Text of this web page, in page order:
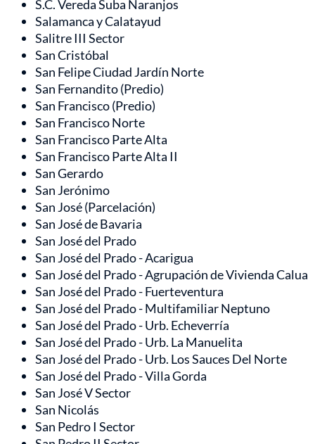
S.C. Vereda Suba Naranjos
Salamanca y Calatayud
Salitre III Sector
San Cristóbal
San Felipe Ciudad Jardín Norte
San Fernandito (Predio)
San Francisco (Predio)
San Francisco Norte
San Francisco Parte Alta
San Francisco Parte Alta II
San Gerardo
San Jerónimo
San José (Parcelación)
San José de Bavaria
San José del Prado
San José del Prado - Acarigua
San José del Prado - Agrupación de Vivienda Calua
San José del Prado - Fuerteventura
San José del Prado - Multifamiliar Neptuno
San José del Prado - Urb. Echeverría
San José del Prado - Urb. La Manuelita
San José del Prado - Urb. Los Sauces Del Norte
San José del Prado - Villa Gorda
San José V Sector
San Nicolás
San Pedro I Sector